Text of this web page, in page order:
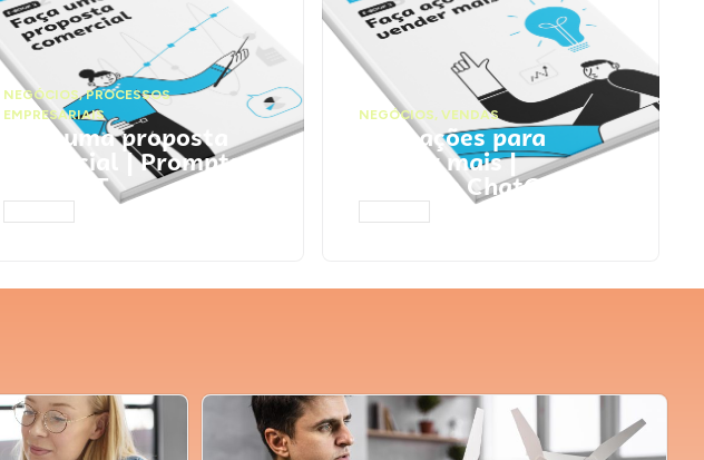
NEGÓCIOS,PROCESSOS
EMPRESARIAIS
Faça uma proposta
comercial | Prompts
ChatGPT
NEGÓCIOS, VENDAS
Faça ações para
vender mais |
Prompts ChatGPT